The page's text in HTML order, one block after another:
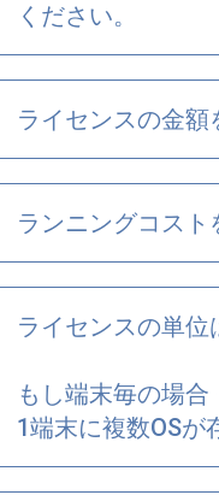
ください。
ライセンスの金額
ランニングコスト
ライセンスの単位
もし端末毎の場合
1端末に複数OSが